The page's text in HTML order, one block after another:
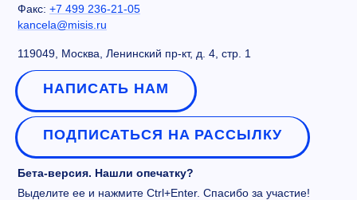
Факс: +7 499 236-21-05
kancela@misis.ru
119049, Москва, Ленинский пр-кт, д. 4, стр. 1
НАПИСАТЬ НАМ
ПОДПИСАТЬСЯ НА РАССЫЛКУ
Бета-версия. Нашли опечатку?
Выделите ее и нажмите Ctrl+Enter. Спасибо за участие!